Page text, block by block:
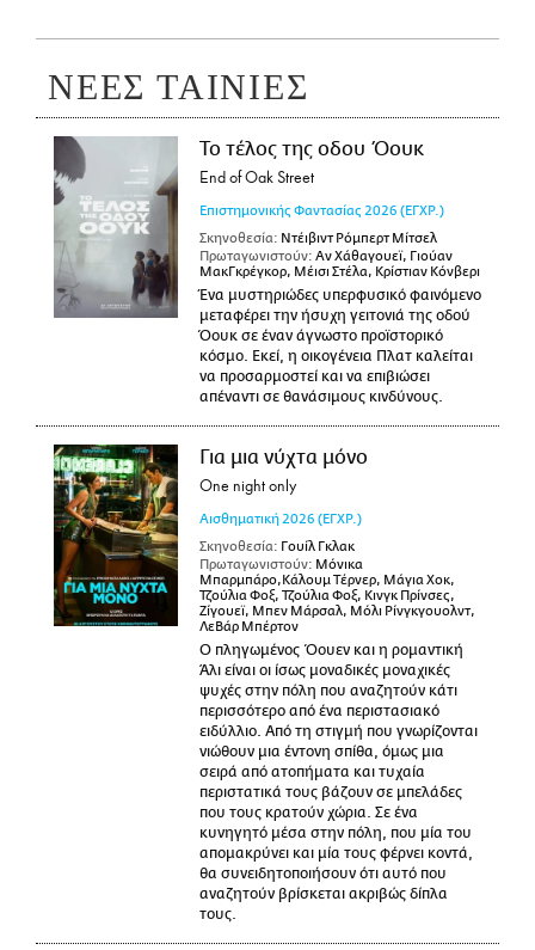
ΝΕΕΣ ΤΑΙΝΙΕΣ
Το τέλος της οδου Όουκ
End of Oak Street
Επιστημονικής Φαντασίας 2026 (ΕΓΧΡ.)
Σκηνοθεσία: Ντέιβιντ Ρόμπερτ Μίτσελ
Πρωταγωνιστούν: Αν Χάθαγουεϊ, Γιούαν
ΜακΓκρέγκορ, Μέισι Στέλα, Κρίστιαν Κόνβερι
Ένα μυστηριώδες υπερφυσικό φαινόμενο
μεταφέρει την ήσυχη γειτονιά της οδού
Όουκ σε έναν άγνωστο προϊστορικό
κόσμο. Εκεί, η οικογένεια Πλατ καλείται
να προσαρμοστεί και να επιβιώσει
απέναντι σε θανάσιμους κινδύνους.
Για μια νύχτα μόνο
One night only
Αισθηματική 2026 (ΕΓΧΡ.)
Σκηνοθεσία: Γουίλ Γκλακ
Πρωταγωνιστούν: Μόνικα
Μπαρμπάρο,Κάλουμ Τέρνερ, Μάγια Χοκ,
Τζούλια Φοξ, Τζούλια Φοξ, Κινγκ Πρίνσες,
Ζίγουεϊ, Μπεν Μάρσαλ, Μόλι Ρίνγκγουολντ,
ΛεΒάρ Μπέρτον
Ο πληγωμένος Όουεν και η ρομαντική
Άλι είναι οι ίσως μοναδικές μοναχικές
ψυχές στην πόλη που αναζητούν κάτι
περισσότερο από ένα περιστασιακό
ειδύλλιο. Από τη στιγμή που γνωρίζονται
νιώθουν μια έντονη σπίθα, όμως μια
σειρά από ατοπήματα και τυχαία
περιστατικά τους βάζουν σε μπελάδες
που τους κρατούν χώρια. Σε ένα
κυνηγητό μέσα στην πόλη, που μία του
απομακρύνει και μία τους φέρνει κοντά,
θα συνειδητοποιήσουν ότι αυτό που
αναζητούν βρίσκεται ακριβώς δίπλα
τους.